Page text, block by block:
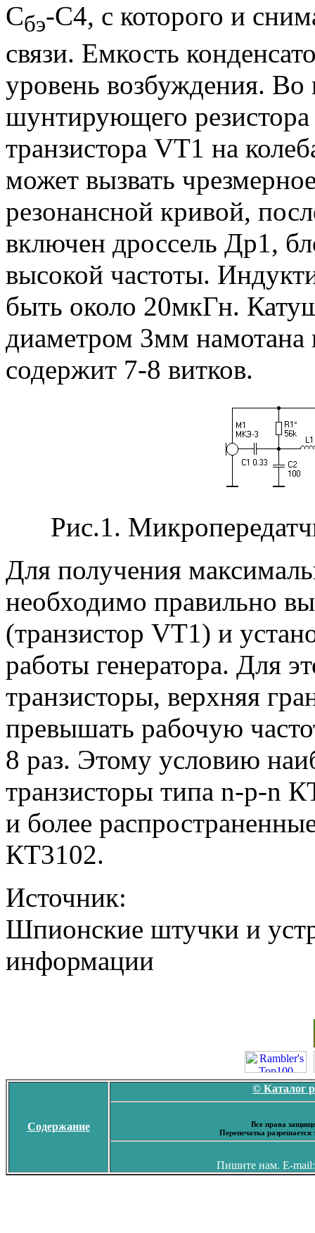
Сбэ-С4, с которого и
связи. Емкость
уровень возбуждения. Во
шунтирующего
транзистора VТ1 на
может вызвать
резонансной кривой,
включен дроссель Др1,
высокой частоты.
быть около 20мкГн.
диаметром 3мм
содержит 7-8 витков.
Рис.1.
Для получения
необходимо правильно
(транзистор VТ1) и
работы генератора. Для
транзисторы, верхняя
превышать рабочую
8 раз. Этому условию
транзисторы типа n-p-n
и более
КТ3102.
Источник:
Шпионские штучки и
информации
Содержание
© Каталог
Все права
Перепечатка
Пишите нам. E-